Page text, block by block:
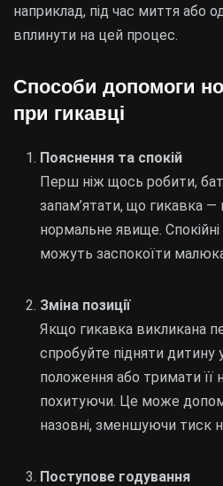
наприклад, під час миття або
вплинути на цей процес.
Способи допомоги
при гикавці
Пояснення та спокій
Перш ніж щось робити,
запам’ятати, що гикавка —
нормальне явище.
можуть заспокоїти
Зміна позиції
Якщо гикавка викликана
спробуйте підняти дитину
положення або тримати її
похитуючи. Це може
назовні, зменшуючи тиск
Поступове годування